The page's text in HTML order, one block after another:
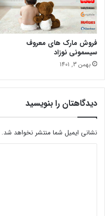
فروش مارک های معروف
سیسمونی نوزاد
بهمن 3, 1401
دیدگاهتان را بنویسید
نشانی ایمیل شما منتشر نخواهد شد.